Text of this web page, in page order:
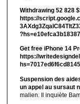
Withdrawing 52 828
https://
Get free iPhone 14
https://
Suspension des
un appel au sursaut
malien. Il inquiète